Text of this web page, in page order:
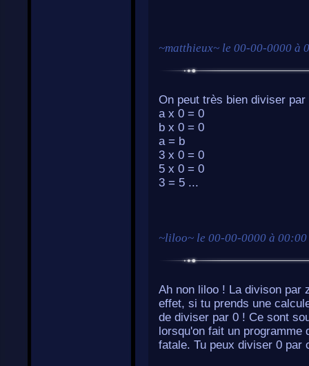
~matthieux~ le 00-00-0000 à
On peut très bien diviser
a x 0 = 0
b x 0 = 0
a = b
3 x 0 = 0
5 x 0 = 0
3 = 5 ...
~liloo~ le 00-00-0000 à 00:00
Ah non liloo ! La divison par
effet, si tu prends une
de diviser par 0 ! Ce sont
lorsqu'on fait un programme
fatale. Tu peux diviser 0